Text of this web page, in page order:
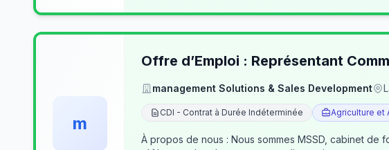
m
Offre d’Emploi : Représentant
management Solutions & Sales Development
CDI - Contrat à Durée Indéterminée Agriculture et
À propos de nous : Nous sommes MSSD, cabinet